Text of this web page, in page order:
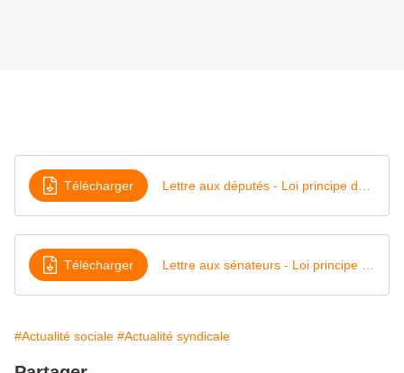
Télécharger
Télécharger
#Actualité sociale #Actualité syndicale